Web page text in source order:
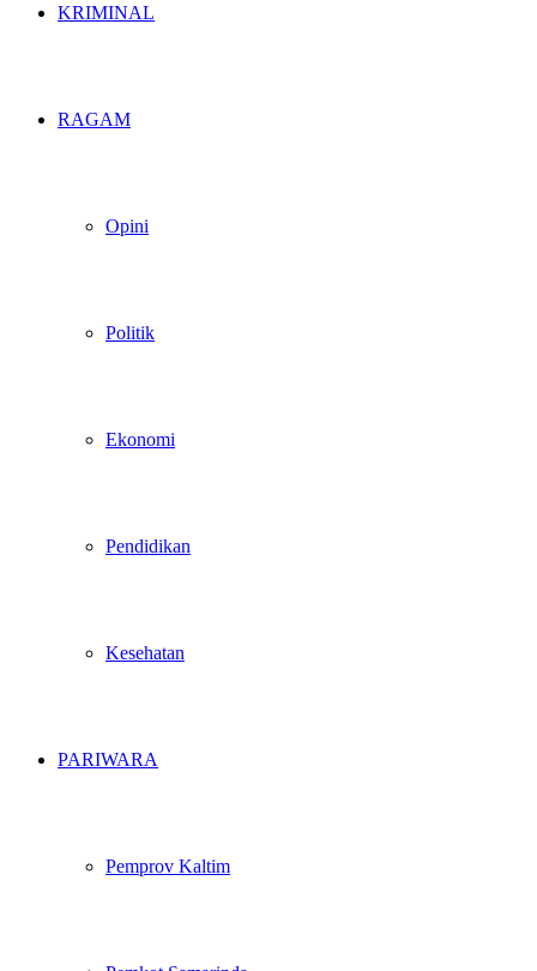
KRIMINAL
RAGAM
Opini
Politik
Ekonomi
Pendidikan
Kesehatan
PARIWARA
Pemprov Kaltim